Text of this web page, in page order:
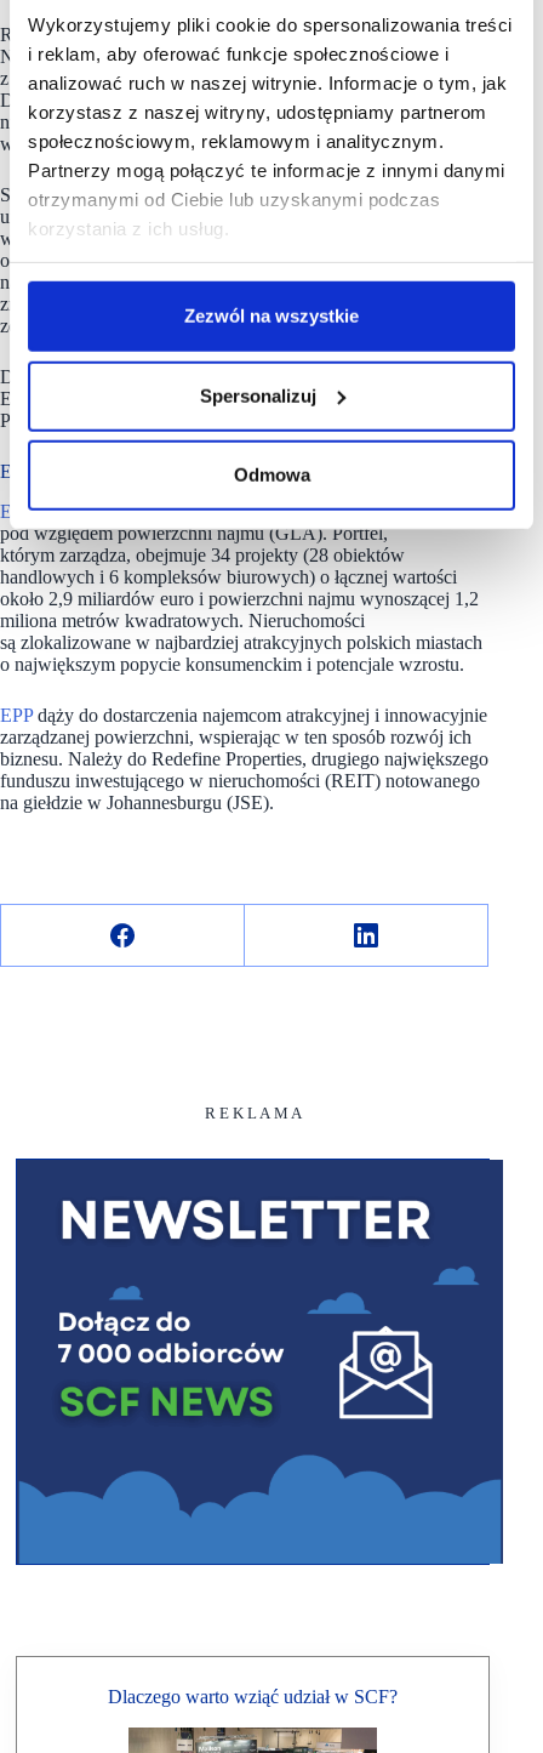
Wykorzystujemy pliki cookie do spersonalizowania treści
i reklam, aby oferować funkcje społecznościowe i
analizować ruch w naszej witrynie. Informacje o tym, jak
korzystasz z naszej witryny, udostępniamy partnerom
społecznościowym, reklamowym i analitycznym.
Partnerzy mogą połączyć te informacje z innymi danymi
otrzymanymi od Ciebie lub uzyskanymi podczas
korzystania z ich usług.
Zezwól na wszystkie
Spersonalizuj
Odmowa
Raport prezentuje dane w formie skonsolidowanej dla EPP
N.V. oraz wszystkich jej spółek zależnych, spójnie
z wymogami konsolidacji wg dyrektywy CSRD (2022/2464).
Dodatkowo uwzględnione w nim zostały także informacje
nt. realizacji strategii przyjętej w 2021 roku, która obejmuje
wszystkie nieruchomości zarządzane przez EPP.
Science Based Targets (SBTi) to globalna inicjatywa
umożliwiająca firmom wyznaczanie ambitnych celów
w zakresie redukcji emisji zgodnie z najnowszymi
osiągnięciami nauki o klimacie. Koncentruje się
na przyspieszeniu działań biznesu na całym świecie na rzecz
zmniejszenia emisji o połowę przed 2030 rokiem i osiągnięcia
zerowej emisji netto przed 2050 rokiem.
Do portfela EPP N.V. należą: Galaxy w Szczecinie, Galeria
Echo w Kielcach, King Cross Marcelin w Poznaniu, Outlet
Park w Szczecinie, Pasaż Grunwaldzki we Wrocławiu.
EPP zarządza 28 obiektami handlowymi
EPPjest największym zarządcą centrów handlowych w Polsce
pod względem powierzchni najmu (GLA). Portfel,
którym zarządza, obejmuje 34 projekty (28 obiektów
handlowych i 6 kompleksów biurowych) o łącznej wartości
około 2,9 miliardów euro i powierzchni najmu wynoszącej 1,2
miliona metrów kwadratowych. Nieruchomości
są zlokalizowane w najbardziej atrakcyjnych polskich miastach
o największym popycie konsumenckim i potencjale wzrostu.
EPPdąży do dostarczenia najemcom atrakcyjnej i innowacyjnie
zarządzanej powierzchni, wspierając w ten sposób rozwój ich
biznesu. Należy do Redefine Properties, drugiego największego
funduszu inwestującego w nieruchomości (REIT) notowanego
na giełdzie w Johannesburgu (JSE).
R E K L A M A
Dlaczego warto wziąć udział w SCF?